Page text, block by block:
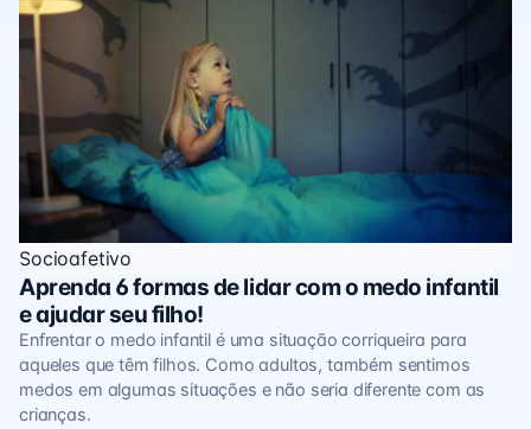
Socioafetivo
Aprenda 6 formas de lidar com o medo infantil
e ajudar seu filho!
Enfrentar o medo infantil é uma situação corriqueira para
aqueles que têm filhos. Como adultos, também sentimos
medos em algumas situações e não seria diferente com as
crianças.